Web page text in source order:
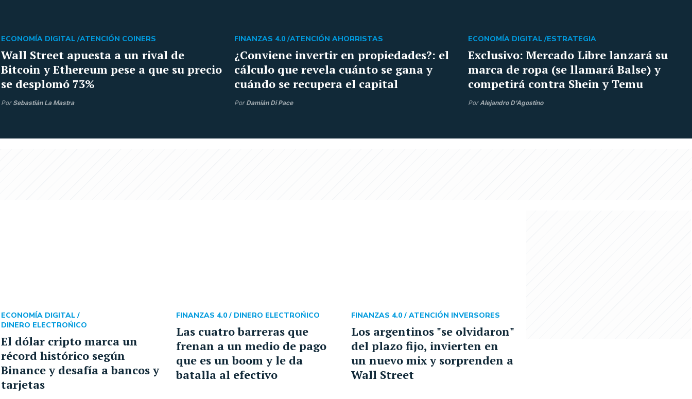
Wall Street apuesta a un rival de
Bitcoin y Ethereum pese a que su precio
se desplomó 73%
ECONOMÍA DIGITAL /ATENCIÓN COINERS
Por Sebastián La Mastra
¿Conviene invertir en propiedades?: el
cálculo que revela cuánto se gana y
cuándo se recupera el capital
FINANZAS 4.0 /ATENCIÓN AHORRISTAS
Por Damián Di Pace
Exclusivo: Mercado Libre lanzará su
marca de ropa (se llamará Balse) y
competirá contra Shein y Temu
ECONOMÍA DIGITAL /ESTRATEGIA
PorAlejandro D'Agostino
El dólar cripto marca un
récord histórico según
Binance y desafía a bancos y
tarjetas
ECONOMÍA DIGITAL /
DINERO ELECTROŃICO
Las cuatro barreras que
frenan a un medio de pago
que es un boom y le da
batalla al efectivo
FINANZAS 4.0 / DINERO ELECTROŃICO
Los argentinos "se olvidaron"
del plazo fijo, invierten en
un nuevo mix y sorprenden a
Wall Street
FINANZAS 4.0 / ATENCIÓN INVERSORES